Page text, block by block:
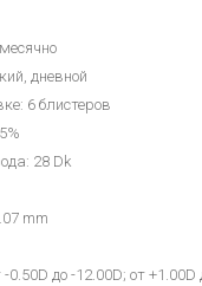
дневной
6 блистеров
28 Dk
mm
0.50D до -12.00D; от +1.00D